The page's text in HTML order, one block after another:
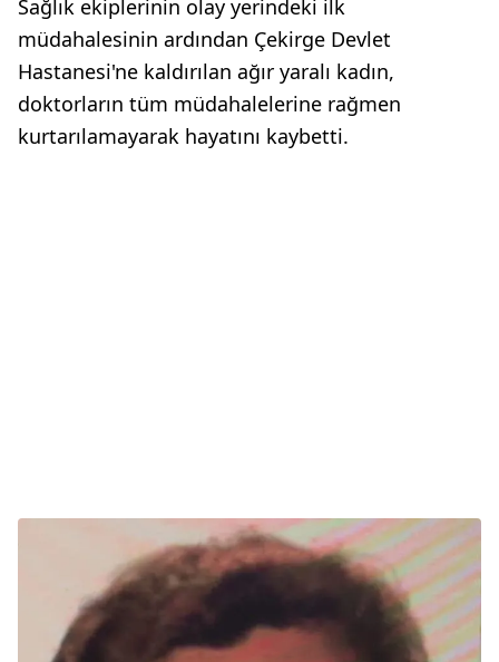
Sağlık ekiplerinin olay yerindeki ilk
müdahalesinin ardından Çekirge Devlet
Hastanesi'ne kaldırılan ağır yaralı kadın,
doktorların tüm müdahalelerine rağmen
kurtarılamayarak hayatını kaybetti.